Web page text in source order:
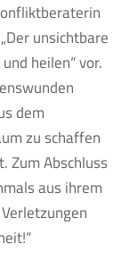
unsichtbare
heilen“ vor.
dem
zu schaffen
Zum Abschluss
aus ihrem